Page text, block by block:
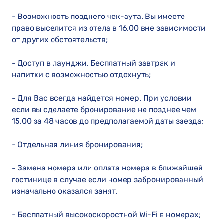
- Возможность позднего чек-аута. Вы имеете
право выселится из отела в 16.00 вне зависимости
от других обстоятельств;
- Доступ в лаунджи. Бесплатный завтрак и
напитки с возможностью отдохнуть;
- Для Вас всегда найдется номер. При условии
если вы сделаете бронирование не позднее чем
15.00 за 48 часов до предполагаемой даты заезда;
- Отдельная линия бронирования;
- Замена номера или оплата номера в ближайшей
гостинице в случае если номер забронированный
изначально оказался занят.
- Бесплатный высокоскоростной Wi-Fi в номерах;